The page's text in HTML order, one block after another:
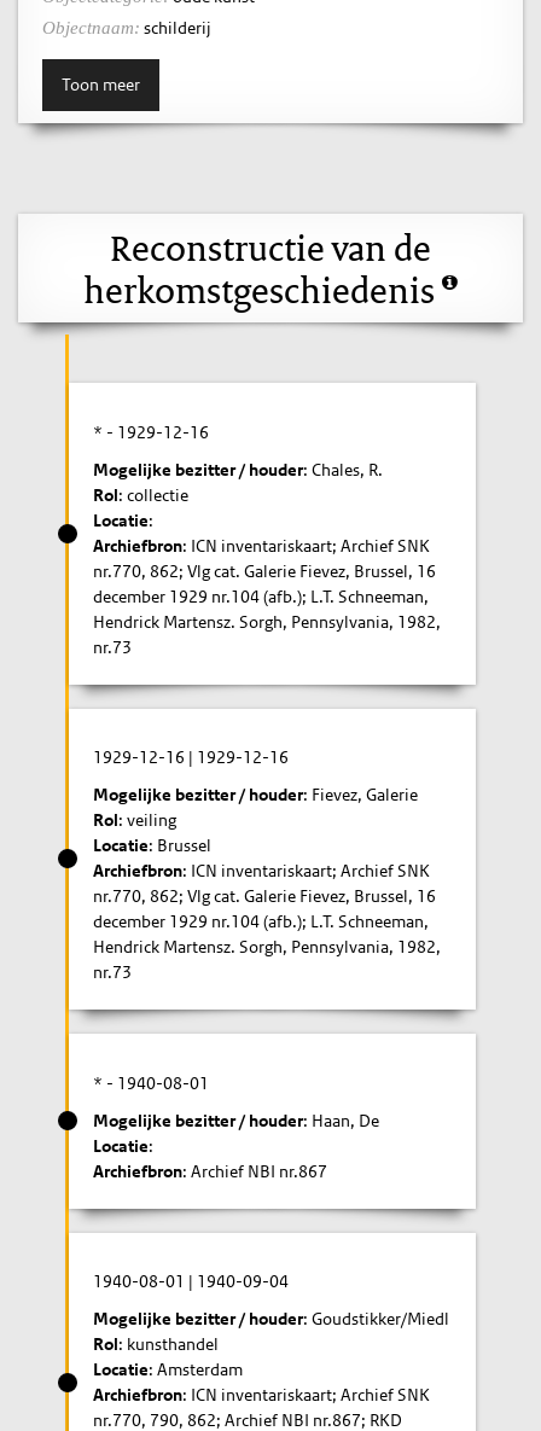
Objectnaam: schilderij
Toon meer
Reconstructie van de
herkomstgeschiedenis
* - 1929-12-16
Mogelijke bezitter / houder: Chales, R.
Rol: collectie
Locatie:
Archiefbron: ICN inventariskaart; Archief SNK
nr.770, 862; Vlg cat. Galerie Fievez, Brussel, 16
december 1929 nr.104 (afb.); L.T. Schneeman,
Hendrick Martensz. Sorgh, Pennsylvania, 1982,
nr.73
1929-12-16 | 1929-12-16
Mogelijke bezitter / houder: Fievez, Galerie
Rol: veiling
Locatie: Brussel
Archiefbron: ICN inventariskaart; Archief SNK
nr.770, 862; Vlg cat. Galerie Fievez, Brussel, 16
december 1929 nr.104 (afb.); L.T. Schneeman,
Hendrick Martensz. Sorgh, Pennsylvania, 1982,
nr.73
* - 1940-08-01
Mogelijke bezitter / houder: Haan, De
Locatie:
Archiefbron: Archief NBI nr.867
1940-08-01 | 1940-09-04
Mogelijke bezitter / houder: Goudstikker/Miedl
Rol: kunsthandel
Locatie: Amsterdam
Archiefbron: ICN inventariskaart; Archief SNK
nr.770, 790, 862; Archief NBI nr.867; RKD